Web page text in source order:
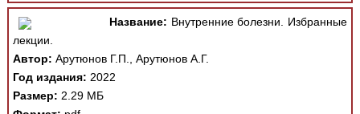
Название: Внутренние болезни. Избранные
лекции.
Автор: Арутюнов Г.П., Арутюнов А.Г.
Год издания: 2022
Размер: 2.29 МБ